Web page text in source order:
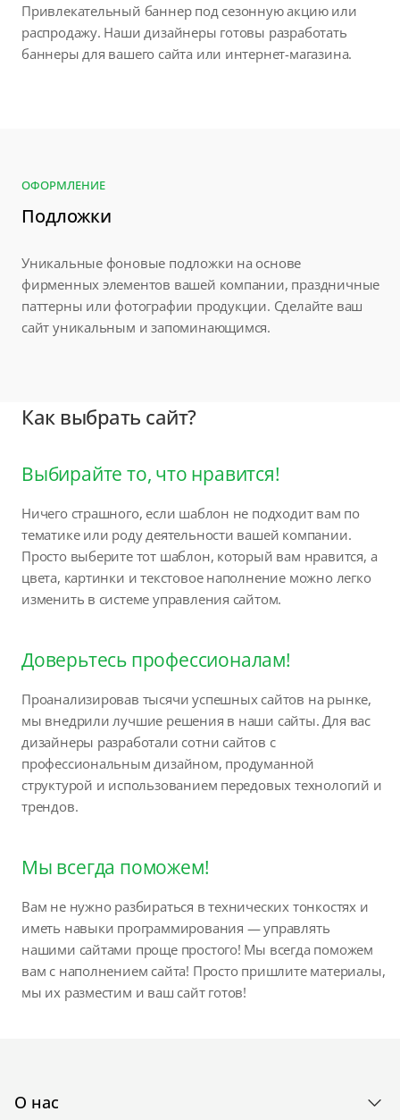
Привлекательный баннер под сезонную акцию или
распродажу. Наши дизайнеры готовы разработать
баннеры для вашего сайта или интернет-магазина.
ОФОРМЛЕНИЕ
Подложки
Уникальные фоновые подложки на основе
фирменных элементов вашей компании, праздничные
паттерны или фотографии продукции. Сделайте ваш
сайт уникальным и запоминающимся.
Как выбрать сайт?
Выбирайте то, что нравится!
Ничего страшного, если шаблон не подходит вам по
тематике или роду деятельности вашей компании.
Просто выберите тот шаблон, который вам нравится, а
цвета, картинки и текстовое наполнение можно легко
изменить в системе управления сайтом.
Доверьтесь профессионалам!
Проанализировав тысячи успешных сайтов на рынке,
мы внедрили лучшие решения в наши сайты. Для вас
дизайнеры разработали сотни сайтов с
профессиональным дизайном, продуманной
структурой и использованием передовых технологий и
трендов.
Мы всегда поможем!
Вам не нужно разбираться в технических тонкостях и
иметь навыки программирования — управлять
нашими сайтами проще простого! Мы всегда поможем
вам с наполнением сайта! Просто пришлите материалы,
мы их разместим и ваш сайт готов!
О нас